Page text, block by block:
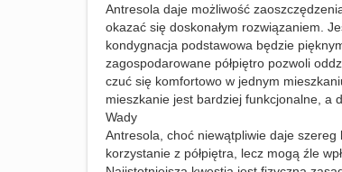
Antresola daje możliwość
okazać się doskonałym rozwiązaniem.
kondygnacja podstawowa będzie
zagospodarowane półpiętro pozwoli
czuć się komfortowo w jednym
mieszkanie jest bardziej funkcjonalne, a
Wady
Antresola, choć niewątpliwie daje
korzystanie z półpiętra, lecz mogą źle